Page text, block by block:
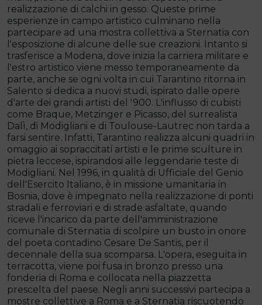
realizzazione di calchi in gesso. Queste prime
esperienze in campo artistico culminano nella
partecipare ad una mostra collettiva a Sternatia con
l'esposizione di alcune delle sue creazioni. Intanto si
trasferisce a Modena, dove inizia la carriera militare e
l'estro artistico viene messo temporaneamente da
parte, anche se ogni volta in cui Tarantino ritorna in
Salento si dedica a nuovi studi, ispirato dalle opere
d'arte dei grandi artisti del '900. L'influsso di cubisti
come Braque, Metzinger e Picasso, del surrealista
Dalì, di Modigliani e di Toulouse-Lautrec non tarda a
farsi sentire. Infatti, Tarantino realizza alcuni quadri in
omaggio ai sopraccitati artisti e le prime sculture in
pietra leccese, ispirandosi alle leggendarie teste di
Modigliani. Nel 1996, in qualità di Ufficiale del Genio
dell'Esercito Italiano, è in missione umanitaria in
Bosnia, dove è impegnato nella realizzazione di ponti
stradali e ferroviari e di strade asfaltate, quando
riceve l'incarico da parte dell'amministrazione
comunale di Sternatia di scolpire un busto in onore
del poeta contadino Cesare De Santis, per il
decennale della sua scomparsa. L'opera, eseguita in
terracotta, viene poi fusa in bronzo presso una
fonderia di Roma e collocata nella piazzetta
prescelta del paese. Negli anni successivi partecipa a
mostre collettive a Roma e a Sternatia riscuotendo